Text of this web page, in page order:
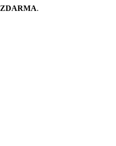
ZDARMA.